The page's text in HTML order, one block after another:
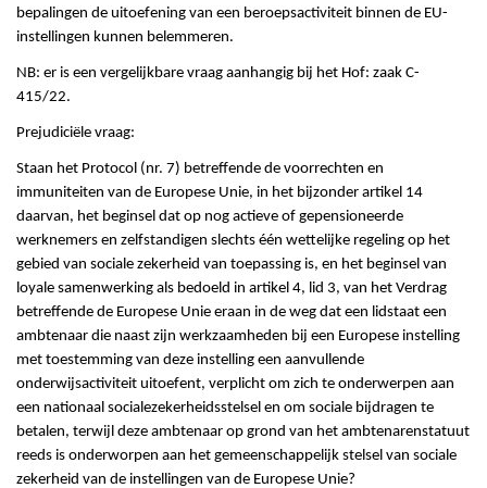
bepalingen de uitoefening van een beroepsactiviteit binnen de EU-
instellingen kunnen belemmeren.
NB: er is een vergelijkbare vraag aanhangig bij het Hof: zaak C-
415/22.
Prejudiciële vraag:
Staan het Protocol (nr. 7) betreffende de voorrechten en
immuniteiten van de Europese Unie, in het bijzonder artikel 14
daarvan, het beginsel dat op nog actieve of gepensioneerde
werknemers en zelfstandigen slechts één wettelijke regeling op het
gebied van sociale zekerheid van toepassing is, en het beginsel van
loyale samenwerking als bedoeld in artikel 4, lid 3, van het Verdrag
betreffende de Europese Unie eraan in de weg dat een lidstaat een
ambtenaar die naast zijn werkzaamheden bij een Europese instelling
met toestemming van deze instelling een aanvullende
onderwijsactiviteit uitoefent, verplicht om zich te onderwerpen aan
een nationaal socialezekerheidsstelsel en om sociale bijdragen te
betalen, terwijl deze ambtenaar op grond van het ambtenarenstatuut
reeds is onderworpen aan het gemeenschappelijk stelsel van sociale
zekerheid van de instellingen van de Europese Unie?